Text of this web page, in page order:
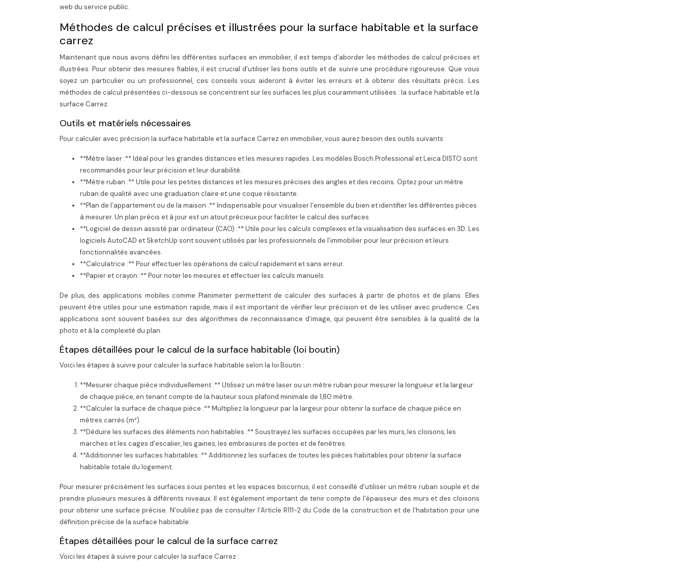
web du service public.
Méthodes de calcul précises et illustrées pour la surface habitable et la surface
carrez
Maintenant que nous avons défini les différentes surfaces en immobilier, il est temps d’aborder les méthodes de calcul précises et
illustrées. Pour obtenir des mesures fiables, il est crucial d’utiliser les bons outils et de suivre une procédure rigoureuse. Que vous
soyez un particulier ou un professionnel, ces conseils vous aideront à éviter les erreurs et à obtenir des résultats précis. Les
méthodes de calcul présentées ci-dessous se concentrent sur les surfaces les plus couramment utilisées : la surface habitable et la
surface Carrez.
Outils et matériels nécessaires
Pour calculer avec précision la surface habitable et la surface Carrez en immobilier, vous aurez besoin des outils suivants :
**Mètre laser :** Idéal pour les grandes distances et les mesures rapides. Les modèles Bosch Professional et Leica DISTO sont
recommandés pour leur précision et leur durabilité.
**Mètre ruban :** Utile pour les petites distances et les mesures précises des angles et des recoins. Optez pour un mètre
ruban de qualité avec une graduation claire et une coque résistante.
**Plan de l’appartement ou de la maison :** Indispensable pour visualiser l’ensemble du bien et identifier les différentes pièces
à mesurer. Un plan précis et à jour est un atout précieux pour faciliter le calcul des surfaces.
**Logiciel de dessin assisté par ordinateur (CAO) :** Utile pour les calculs complexes et la visualisation des surfaces en 3D. Les
logiciels AutoCAD et SketchUp sont souvent utilisés par les professionnels de l’immobilier pour leur précision et leurs
fonctionnalités avancées.
**Calculatrice :** Pour effectuer les opérations de calcul rapidement et sans erreur.
**Papier et crayon :** Pour noter les mesures et effectuer les calculs manuels.
De plus, des applications mobiles comme Planimeter permettent de calculer des surfaces à partir de photos et de plans. Elles
peuvent être utiles pour une estimation rapide, mais il est important de vérifier leur précision et de les utiliser avec prudence. Ces
applications sont souvent basées sur des algorithmes de reconnaissance d’image, qui peuvent être sensibles à la qualité de la
photo et à la complexité du plan.
Étapes détaillées pour le calcul de la surface habitable (loi boutin)
Voici les étapes à suivre pour calculer la surface habitable selon la loi Boutin :
**Mesurer chaque pièce individuellement :** Utilisez un mètre laser ou un mètre ruban pour mesurer la longueur et la largeur
de chaque pièce, en tenant compte de la hauteur sous plafond minimale de 1,80 mètre.
**Calculer la surface de chaque pièce :** Multipliez la longueur par la largeur pour obtenir la surface de chaque pièce en
mètres carrés (m²).
**Déduire les surfaces des éléments non habitables :** Soustrayez les surfaces occupées par les murs, les cloisons, les
marches et les cages d’escalier, les gaines, les embrasures de portes et de fenêtres.
**Additionner les surfaces habitables :** Additionnez les surfaces de toutes les pièces habitables pour obtenir la surface
habitable totale du logement.
Pour mesurer précisément les surfaces sous pentes et les espaces biscornus, il est conseillé d’utiliser un mètre ruban souple et de
prendre plusieurs mesures à différents niveaux. Il est également important de tenir compte de l’épaisseur des murs et des cloisons
pour obtenir une surface précise. N’oubliez pas de consulter l’Article R111-2 du Code de la construction et de l’habitation pour une
définition précise de la surface habitable.
Étapes détaillées pour le calcul de la surface carrez
Voici les étapes à suivre pour calculer la surface Carrez :